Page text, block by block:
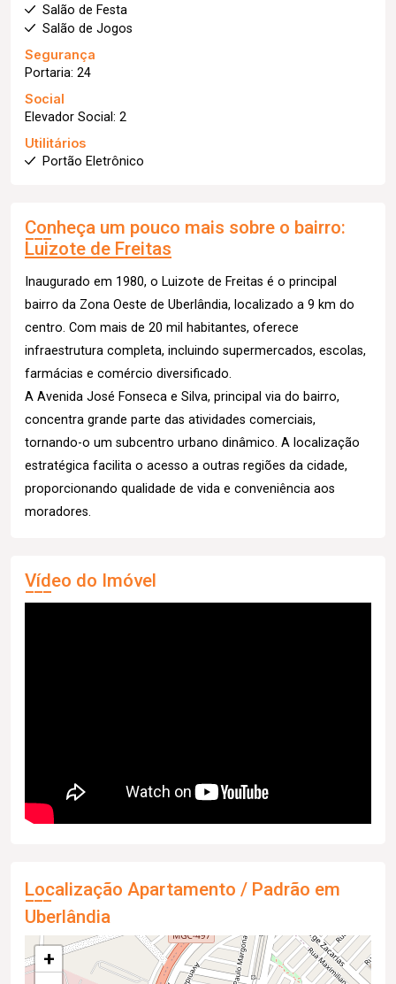
Salão de Festa
Salão de Jogos
Segurança
Portaria: 24
Social
Elevador Social: 2
Utilitários
Portão Eletrônico
Conheça um pouco mais sobre o bairro:
Luizote de Freitas
Inaugurado em 1980, o Luizote de Freitas é o principal
bairro da Zona Oeste de Uberlândia, localizado a 9 km do
centro. Com mais de 20 mil habitantes, oferece
infraestrutura completa, incluindo supermercados, escolas,
farmácias e comércio diversificado.
A Avenida José Fonseca e Silva, principal via do bairro,
concentra grande parte das atividades comerciais,
tornando-o um subcentro urbano dinâmico. A localização
estratégica facilita o acesso a outras regiões da cidade,
proporcionando qualidade de vida e conveniência aos
moradores.
Vídeo do Imóvel
Localização Apartamento / Padrão em
Uberlândia
+